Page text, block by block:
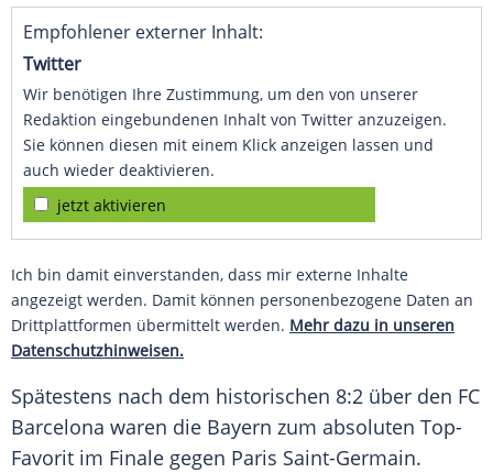
Empfohlener externer Inhalt:
Twitter
Wir benötigen Ihre Zustimmung, um den von unserer
Redaktion eingebundenen Inhalt von Twitter anzuzeigen.
Sie können diesen mit einem Klick anzeigen lassen und
auch wieder deaktivieren.
jetzt aktivieren
Ich bin damit einverstanden, dass mir externe Inhalte
angezeigt werden. Damit können personenbezogene Daten an
Drittplattformen übermittelt werden. Mehr dazu in unseren
Datenschutzhinweisen.
Spätestens nach dem historischen 8:2 über den FC
Barcelona waren die Bayern zum absoluten Top-
Favorit im Finale gegen Paris Saint-Germain.